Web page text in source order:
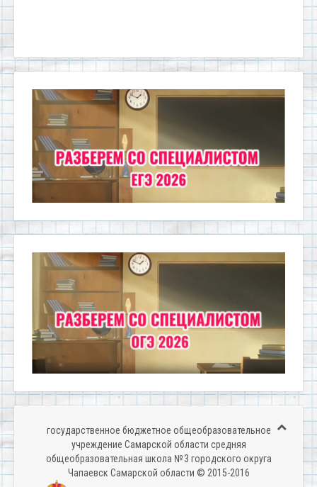
государственное бюджетное общеобразовательное
учреждение Самарской области средняя
общеобразовательная школа № 3 городского округа
Чапаевск Самарской области © 2015-2016